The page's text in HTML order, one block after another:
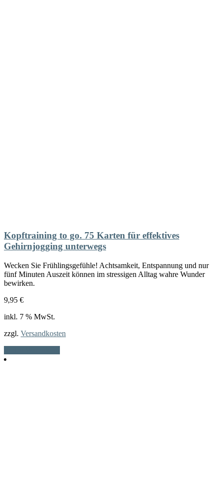
Kopftraining to go. 75 Karten für effektives
Gehirnjogging unterwegs
Wecken Sie Frühlingsgefühle! Achtsamkeit, Entspannung und nur
fünf Minuten Auszeit können im stressigen Alltag wahre Wunder
bewirken.
9,95 €
inkl. 7 % MwSt.
zzgl. Versandkosten